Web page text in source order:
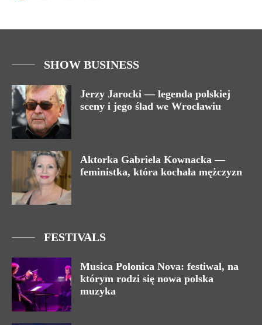
SHOW BUSINESS
Jerzy Jarocki — legenda polskiej
sceny i jego ślad we Wrocławiu
Aktorka Gabriela Kownacka —
feministka, która kochała mężczyzn
FESTIVALS
Musica Polonica Nova: festiwal, na
którym rodzi się nowa polska
muzyka